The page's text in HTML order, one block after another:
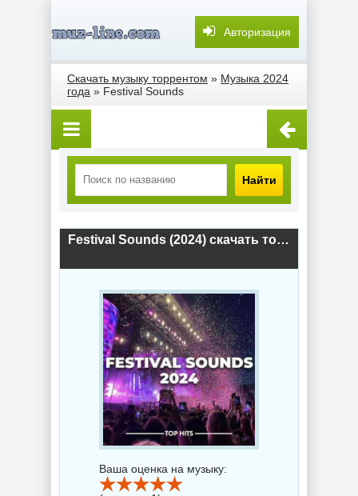
Авторизация
Скачать музыку торрентом » Музыка 2024
года » Fеstivаl Sounds
Найти
Fеstivаl Sounds (2024) скачать торрент
Ваша оценка на музыку: